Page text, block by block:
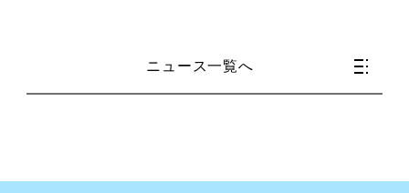
ニュース一覧へ